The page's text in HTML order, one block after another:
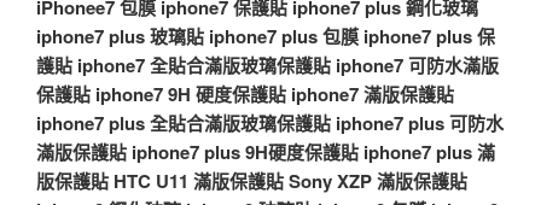
iPhonee7 包膜 iphone7 保護貼 iphone7 plus 鋼化玻璃
iphone7 plus 玻璃貼 iphone7 plus 包膜 iphone7 plus 保
護貼 iphone7 全貼合滿版玻璃保護貼 iphone7 可防水滿版
保護貼 iphone7 9H 硬度保護貼 iphone7 滿版保護貼
iphone7 plus 全貼合滿版玻璃保護貼 iphone7 plus 可防水
滿版保護貼 iphone7 plus 9H硬度保護貼 iphone7 plus 滿
版保護貼 HTC U11 滿版保護貼Sony XZP 滿版保護貼